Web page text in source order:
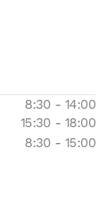
8:30 - 14:00
15:30 - 18:00
8:30 - 15:00